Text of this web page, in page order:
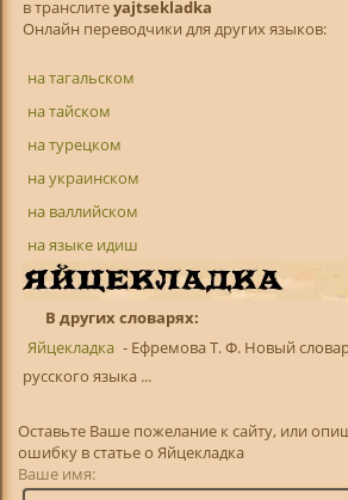
в транслитeyajtsekladka
Онлайн переводчики для других языков:
на тагальском
на тайском
на турецком
на украинском
на валлийском
на языке идиш
В других словарях:
Яйцекладка - Ефремова Т. Ф. Новый
русского языка ...
Оставьте Ваше пожелание к сайту, или
ошибку в статье о Яйцекладка
Ваше имя: